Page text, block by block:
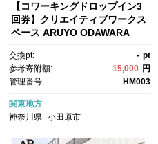
【コワーキングドロップイン3
回券】クリエイティブワークス
ペース ARUYO ODAWARA
交換pt: - pt
参考寄附額:
15,000 円
管理番号:
HM003
関東地方
神奈川県
小田原市